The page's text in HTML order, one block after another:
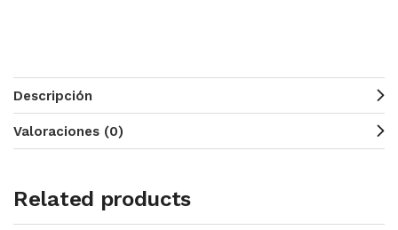
Descripción
Valoraciones (0)
Related products